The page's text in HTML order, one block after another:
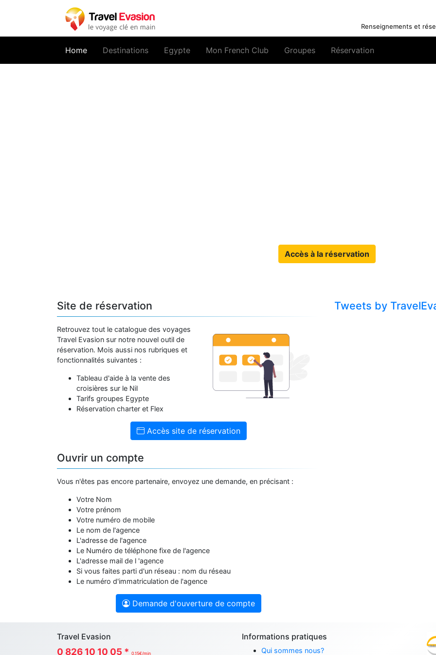
Renseignements et
Home(current)Destinations Egypte Mon French Club Groupes Réservation
Accès à la réservation
Site de réservation
Retrouvez tout le catalogue des voyages
Travel Evasion sur notre nouvel outil de
réservation. Mois aussi nos rubriques et
fonctionnalités suivantes :
Tableau d'aide à la vente des
croisières sur le Nil
Tarifs groupes Egypte
Réservation charter et Flex
Accès site de réservation
Ouvrir un compte
Vous n'êtes pas encore partenaire, envoyez une demande, en précisant :
Votre Nom
Votre prénom
Votre numéro de mobile
Le nom de l'agence
L'adresse de l'agence
Le Numéro de téléphone fixe de l'agence
L'adresse mail de l 'agence
Si vous faites parti d'un réseau : nom du réseau
Le numéro d'immatriculation de l'agence
Demande d'ouverture de compte
Tweets by
Travel Evasion
0 826 10 10 05 * 0.15€/min
Informations pratiques
Qui sommes nous?